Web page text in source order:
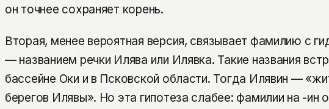
он точнее сохраняет корень.
Вторая, менее вероятная версия, связывает фамилию с
— названием речки Илява или Илявка. Такие названия
бассейне Оки и в Псковской области. Тогда Илявин —
берегов Илявы». Но эта гипотеза слабее: фамилии на -ин